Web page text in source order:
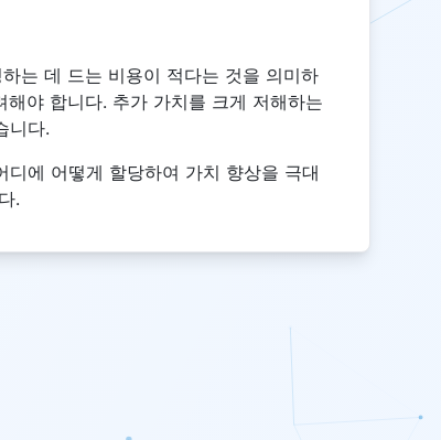
는 데 드는 비용이 적다는 것을 의미하
야 합니다. 추가 가치를 크게 저해하는
니다.
에 어떻게 할당하여 가치 향상을 극대
.